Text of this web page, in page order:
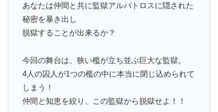
あなたは仲間と共に監獄アルバトロスに隠された
秘密を暴き出し
脱獄することが出来るか？
今回の舞台は、狭い檻が立ち並ぶ巨大な監獄。
4人の囚人が1つの檻の中に本当に閉じ込められて
しまう！
仲間と知恵を絞り、この監獄から脱獄せよ！！